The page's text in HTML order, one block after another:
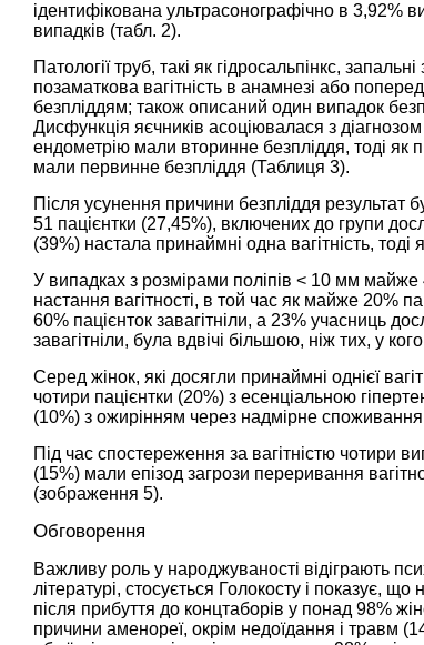
ідентифікована ультрасонографічно в 3,92%
випадків (табл. 2).
Патології труб, такі як гідросальпінкс,
позаматкова вагітність в анамнезі або
безпліддям; також описаний один випадок
Дисфункція яєчників асоціювалася з
ендометрію мали вторинне безпліддя, тоді як
мали первинне безпліддя (Таблиця 3).
Після усунення причини безпліддя результат
51 пацієнтки (27,45%), включених до групи
(39%) настала принаймні одна вагітність, тоді
У випадках з розмірами поліпів < 10 мм майже
настання вагітності, в той час як майже 20%
60% пацієнток завагітніли, а 23% учасниць
завагітніли, була вдвічі більшою, ніж тих, у
Серед жінок, які досягли принаймні однієї
чотири пацієнтки (20%) з есенціальною
(10%) з ожирінням через надмірне споживання
Під час спостереження за вагітністю чотири
(15%) мали епізод загрози переривання
(зображення 5).
Обговорення
Важливу роль у народжуваності відіграють
літературі, стосується Голокосту і показує,
після прибуття до концтаборів у понад 98%
причини аменореї, окрім недоїдання і травм (